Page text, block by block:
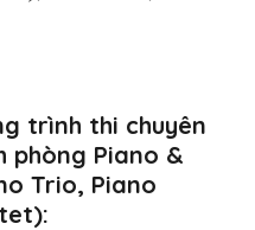
trình thi chuyên
phòng Piano &
Trio, Piano